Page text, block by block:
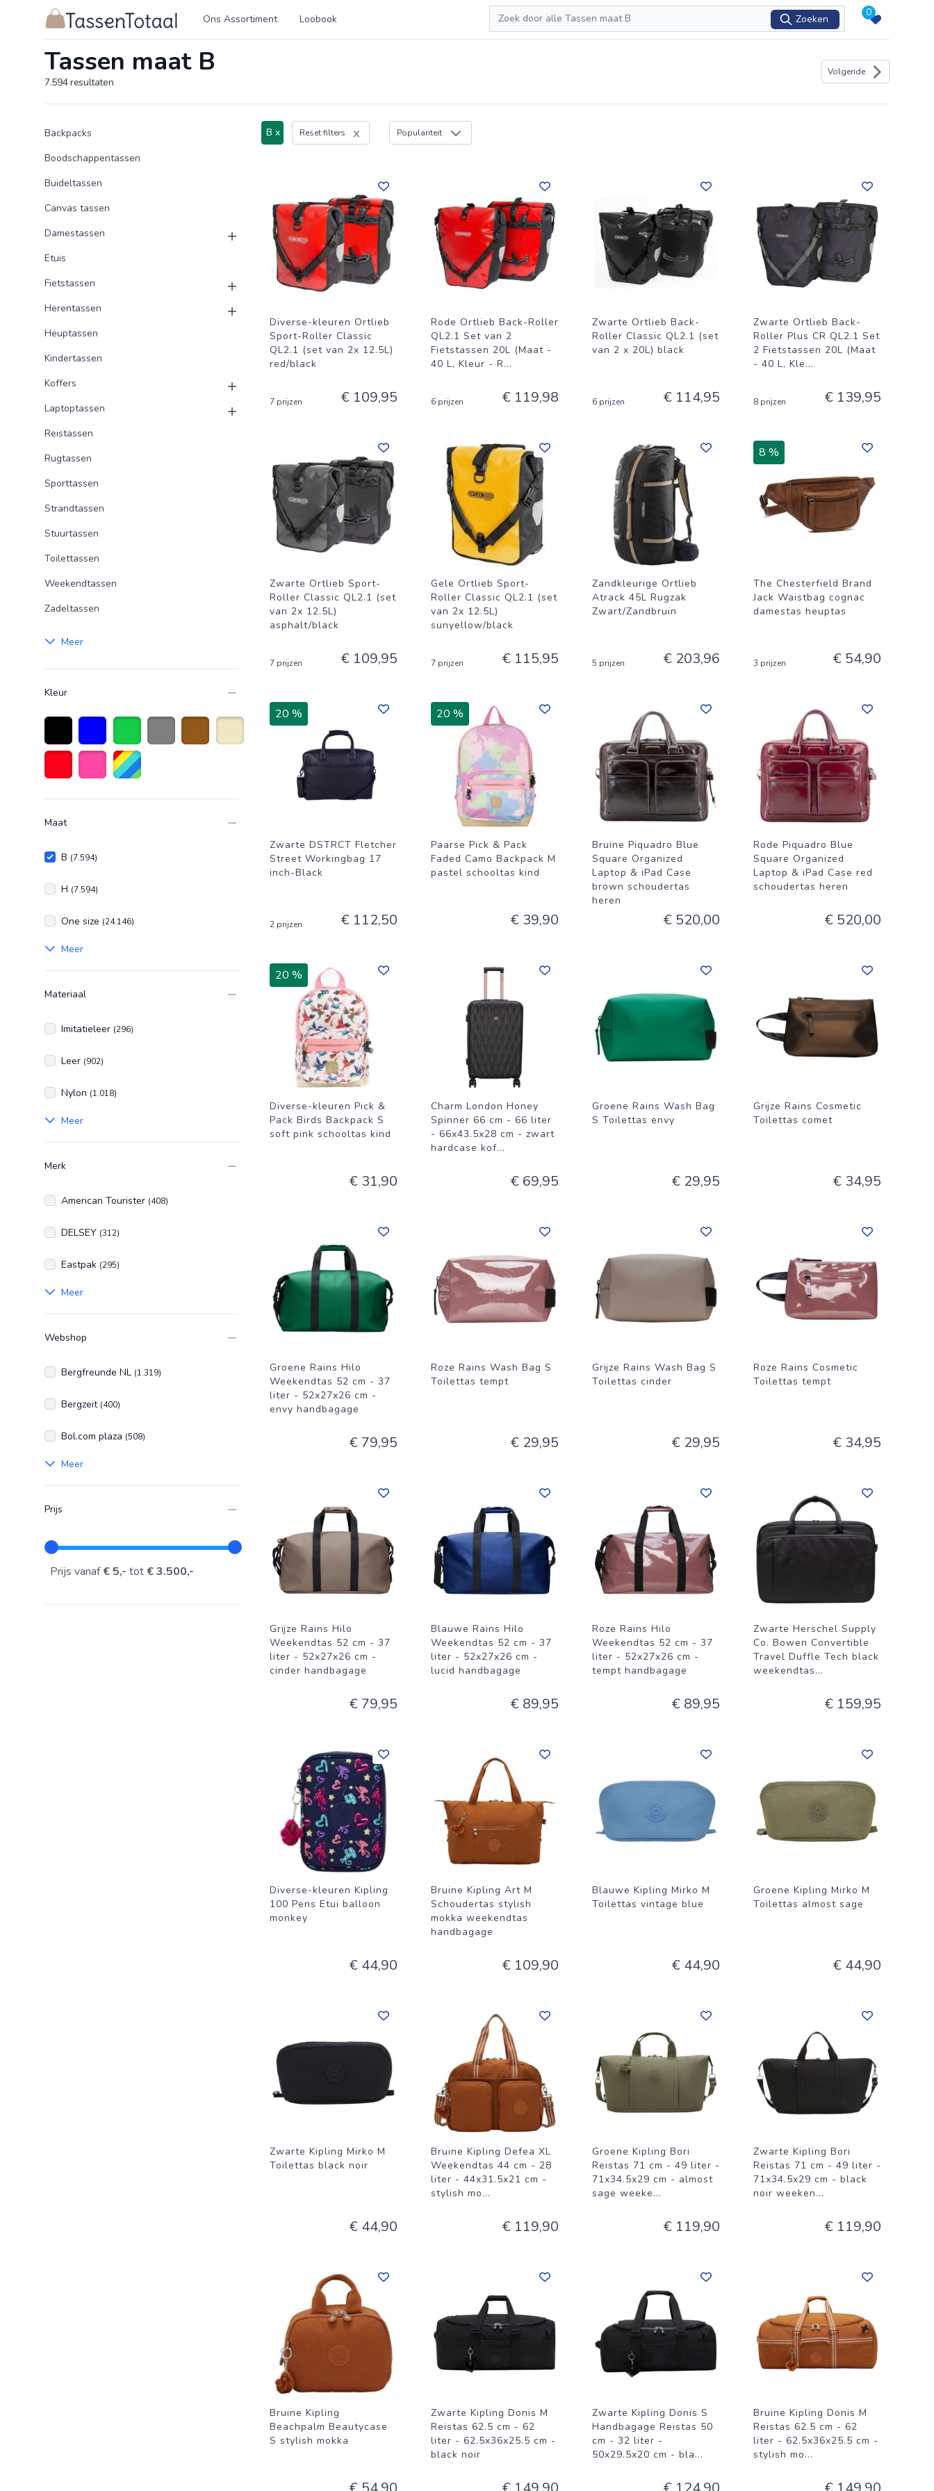
Logo Tassentotaal.nl Ons Assortiment Loobook
Zoeken
Zoeken
0
Tassen maat B
7.594resultaten
Volgende
Producten
Product categorieën
Backpacks
Boodschappentassen
Buideltassen
Canvas tassen
Damestassen
Etuis
Fietstassen
Herentassen
Heuptassen
Kindertassen
Koffers
Laptoptassen
Reistassen
Rugtassen
Sporttassen
Strandtassen
Stuurtassen
Toilettassen
Weekendtassen
Zadeltassen
Meer
Kleur
Zwart Blauw Groen
Maat
B (7.594)
H (7.594)
One size (24.146)
Meer
Materiaal
Imitatieleer (296)
Leer (902)
Nylon (1.018)
Meer
Merk
American Tourister (408)
DELSEY (312)
Eastpak (295)
Meer
Webshop
Bergfreunde NL (1.319)
Bergzeit (400)
Bol.com plaza (508)
Meer
Prijs
Prijs vanaf€ 5,- tot € 3.500,-
B x Reset filters Populariteit
Diverse-kleuren Ortlieb
Sport-Roller Classic
QL2.1 (set van 2x 12.5L)
red/black
7 prijzen € 109,95
Rode Ortlieb Back-Roller
QL2.1 Set van 2
Fietstassen 20L (Maat -
40 L, Kleur - R...
6 prijzen € 119,98
Zwarte Ortlieb Back-
Roller Classic QL2.1 (set
van 2 x 20L) black
6 prijzen € 114,95
Zwarte Ortlieb Back-
Roller Plus CR QL2.1 Set
2 Fietstassen 20L (Maat
- 40 L, Kle...
8 prijzen € 139,95
Zwarte Ortlieb Sport-
Roller Classic QL2.1 (set
van 2x 12.5L)
asphalt/black
7 prijzen € 109,95
Gele Ortlieb Sport-
Roller Classic QL2.1 (set
van 2x 12.5L)
sunyellow/black
7 prijzen € 115,95
Zandkleurige Ortlieb
Atrack 45L Rugzak
Zwart/Zandbruin
5 prijzen € 203,96
8 %
The Chesterfield Brand
Jack Waistbag cognac
damestas heuptas
3 prijzen € 54,90
20 %
Zwarte DSTRCT Fletcher
Street Workingbag 17
inch-Black
2 prijzen € 112,50
20 %
Paarse Pick & Pack
Faded Camo Backpack M
pastel schooltas kind
€ 39,90
Bruine Piquadro Blue
Square Organized
Laptop & iPad Case
brown schoudertas
heren
€ 520,00
Rode Piquadro Blue
Square Organized
Laptop & iPad Case red
schoudertas heren
€ 520,00
20 %
Diverse-kleuren Pick &
Pack Birds Backpack S
soft pink schooltas kind
€ 31,90
Charm London Honey
Spinner 66 cm - 66 liter
- 66x43.5x28 cm - zwart
hardcase kof...
€ 69,95
Groene Rains Wash Bag
S Toilettas envy
€ 29,95
Grijze Rains Cosmetic
Toilettas comet
€ 34,95
Groene Rains Hilo
Weekendtas 52 cm - 37
liter - 52x27x26 cm -
envy handbagage
€ 79,95
Roze Rains Wash Bag S
Toilettas tempt
€ 29,95
Grijze Rains Wash Bag S
Toilettas cinder
€ 29,95
Roze Rains Cosmetic
Toilettas tempt
€ 34,95
Grijze Rains Hilo
Weekendtas 52 cm - 37
liter - 52x27x26 cm -
cinder handbagage
€ 79,95
Blauwe Rains Hilo
Weekendtas 52 cm - 37
liter - 52x27x26 cm -
lucid handbagage
€ 89,95
Roze Rains Hilo
Weekendtas 52 cm - 37
liter - 52x27x26 cm -
tempt handbagage
€ 89,95
Zwarte Herschel Supply
Co. Bowen Convertible
Travel Duffle Tech black
weekendtas...
€ 159,95
Diverse-kleuren Kipling
100 Pens Etui balloon
monkey
€ 44,90
Bruine Kipling Art M
Schoudertas stylish
mokka weekendtas
handbagage
€ 109,90
Blauwe Kipling Mirko M
Toilettas vintage blue
€ 44,90
Groene Kipling Mirko M
Toilettas almost sage
€ 44,90
Zwarte Kipling Mirko M
Toilettas black noir
€ 44,90
Bruine Kipling Defea XL
Weekendtas 44 cm - 28
liter - 44x31.5x21 cm -
stylish mo...
€ 119,90
Groene Kipling Bori
Reistas 71 cm - 49 liter -
71x34.5x29 cm - almost
sage weeke...
€ 119,90
Zwarte Kipling Bori
Reistas 71 cm - 49 liter -
71x34.5x29 cm - black
noir weeken...
€ 119,90
Bruine Kipling
Beachpalm Beautycase
S stylish mokka
Zwarte Kipling Donis M
Reistas 62.5 cm - 62
liter - 62.5x36x25.5 cm -
black noir
Zwarte Kipling Donis S
Handbagage Reistas 50
cm - 32 liter -
50x29.5x20 cm - bla...
Bruine Kipling Donis M
Reistas 62.5 cm - 62
liter - 62.5x36x25.5 cm -
stylish mo...